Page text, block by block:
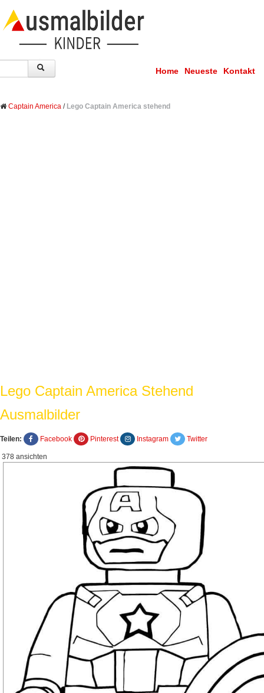
Home Neueste Kontakt
Captain America / Lego Captain America stehend
Lego Captain America Stehend
Ausmalbilder
Teilen: Facebook Pinterest Instagram Twitter
378 ansichten